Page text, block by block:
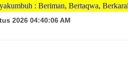
: Beriman, Bertaqwa,
2026 04:40:07 AM